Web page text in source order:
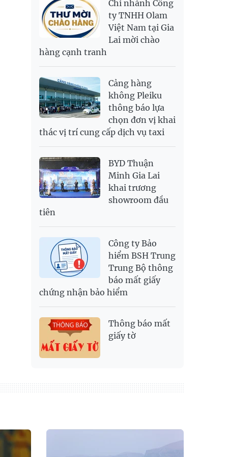
RUB
307.79
340.71
SAR
6,944.19
7,243.07
2,709.1
2,823.98
SGD
USD
26,010 26,040 26,420
PNJ 138,500,000142,500,000
Chi nhánh Công
ty TNHH Olam
Việt Nam tại Gia
Lai mời chào
hàng cạnh tranh
Cảng hàng
không Pleiku
thông báo lựa
chọn đơn vị khai
thác vị trí cung cấp dịch vụ taxi
BYD Thuận
Minh Gia Lai
khai trương
showroom đầu
tiên
Công ty Bảo
hiểm BSH Trung
Trung Bộ thông
báo mất giấy
chứng nhận bảo hiểm
Thông báo mất
giấy tờ